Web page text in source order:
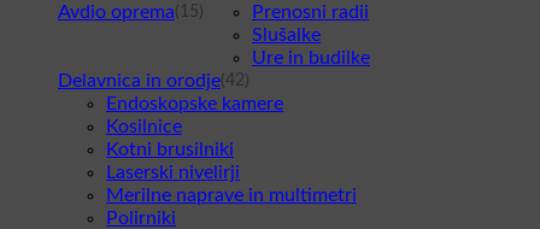
Avdio oprema (15)
Prenosni radii
Slušalke
Ure in budilke
Delavnica in orodje (42)
Endoskopske kamere
Kosilnice
Kotni brusilniki
Laserski nivelirji
Merilne naprave in multimetri
Polirniki